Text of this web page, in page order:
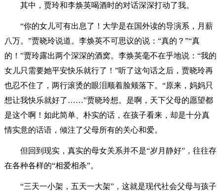
其中，贾玲和李焕英喝酒时的对话深深打动了我。
“你的女儿可有出息了！大学是在国外读的导演系，月薪
八万。”贾晓玲说道。李焕英不可思议的说：“真的？”“真
的！”贾玲露出两个深深的酒窝。李焕英毫不在乎地说：“我的
女儿只需要她平安快乐就行了！”听了这句话之后，贾晓玲再
也忍不住了，两行滚烫的眼泪顺着脸颊落下。“原来，妈妈只
想让我快乐就好了……”贾晓玲想。是啊，天下父母的愿望都
是这个啊！如此简单、朴实的话，在孩子看来，却是十分真
情实意的话语，倾注了父母所有的关心和爱。
但回到现实，真实的母女关系并不是“岁月静好”，往往存
在各种各样的“相爱相杀”。
“三天一小架，五天一大架”，这就是现代社会父母与孩子